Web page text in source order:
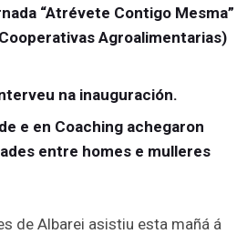
“Atrévete Contigo Mesma”
Agroalimentarias)
na inauguración.
e en Coaching achegaron
entre homes e mulleres
de Albarei asistiu esta mañá á